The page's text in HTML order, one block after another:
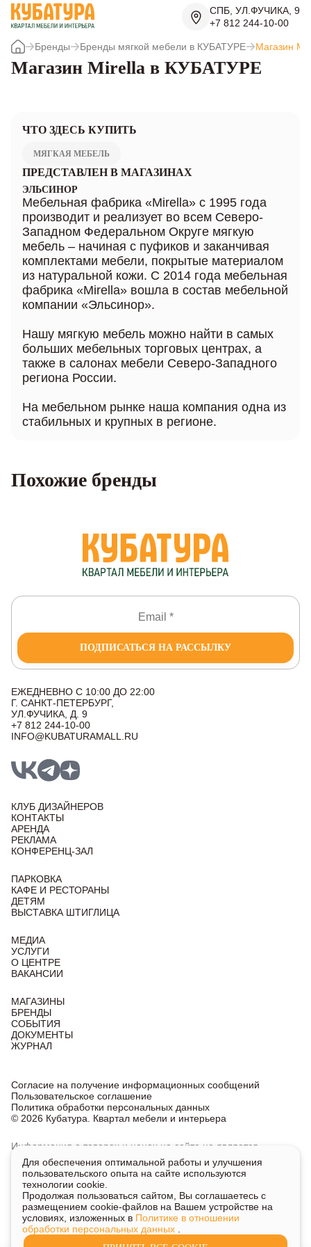
СПБ, УЛ.ФУЧИКА, 9
+7 812 244-10-00
Бренды Бренды мягкой мебели в КУБАТУРЕ Магазин
Магазин Mirella в КУБАТУРЕ
ЧТО ЗДЕСЬ КУПИТЬ
МЯГКАЯ МЕБЕЛЬ
ПРЕДСТАВЛЕН В МАГАЗИНАХ
ЭЛЬСИНОР
Мебельная фабрика «Mirella» с 1995 года
производит и реализует во всем Северо-
Западном Федеральном Округе мягкую
мебель – начиная с пуфиков и заканчивая
комплектами мебели, покрытые материалом
из натуральной кожи. С 2014 года мебельная
фабрика «Mirella» вошла в состав мебельной
компании «Эльсинор».
Нашу мягкую мебель можно найти в самых
больших мебельных торговых центрах, а
также в салонах мебели Северо-Западного
региона России.
На мебельном рынке наша компания одна из
стабильных и крупных в регионе.
Похожие бренды
ПОДПИСАТЬСЯ НА РАССЫЛКУ
ЕЖЕДНЕВНО С 10:00 ДО 22:00
Г. САНКТ-ПЕТЕРБУРГ,
УЛ.ФУЧИКА, Д. 9
+7 812 244-10-00
INFO@KUBATURAMALL.RU
КЛУБ ДИЗАЙНЕРОВ
КОНТАКТЫ
АРЕНДА
РЕКЛАМА
КОНФЕРЕНЦ-ЗАЛ
ПАРКОВКА
КАФЕ И РЕСТОРАНЫ
ДЕТЯМ
ВЫСТАВКА ШТИГЛИЦА
МЕДИА
УСЛУГИ
О ЦЕНТРЕ
ВАКАНСИИ
МАГАЗИНЫ
БРЕНДЫ
СОБЫТИЯ
ДОКУМЕНТЫ
ЖУРНАЛ
© 2026 Кубатура. Квартал мебели и интерьера
Согласие на получение информационных сообщений
Пользовательское соглашение
Политика обработки персональных данных
Информация о товарах и ценах на сайте не является
публичной офертой, носит исключительно информационный
характер.
Для получения подробной информации о наличии
и стоимости указанных товаров и услуг напишите или
позвоните нам.
Для обеспечения оптимальной работы и улучшения
пользовательского опыта на сайте используются
технологии cookie.
Продолжая пользоваться сайтом, Вы соглашаетесь с
размещением cookie-файлов на Вашем устройстве на
условиях, изложенных в Политике в отношении
обработки персональных данных